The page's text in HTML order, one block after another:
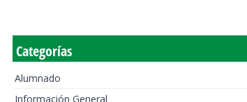
Categorías
Alumnado
Información General